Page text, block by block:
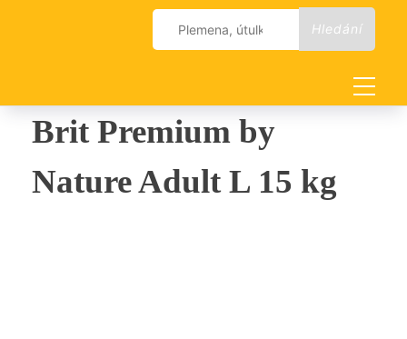
Vyhledávání
Brit Premium by
Nature Adult L 15 kg